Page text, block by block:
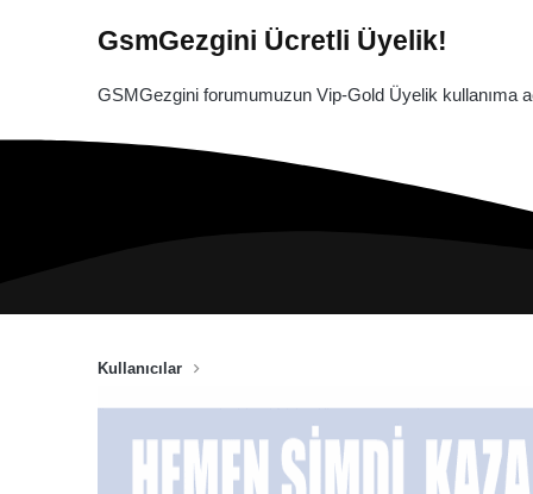
GsmGezgini Ücretli Üyelik!
GSMGezgini forumumuzun Vip-Gold Üyelik kullanıma
Kullanıcılar